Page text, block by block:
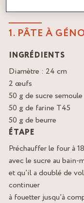
1. PÂTE À
INGRÉDIENTS
Diamètre : 24 cm
2 œufs
50 g de sucre semoule
50 g de farine T45
50 g de beurre
ÉTAPE
Préchauffer le four à
avec le sucre au bain-
et qu’il a doublé de
continuer
à fouetter jusqu’à